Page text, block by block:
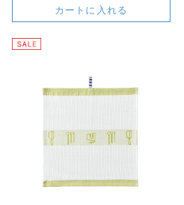
カートに入れる